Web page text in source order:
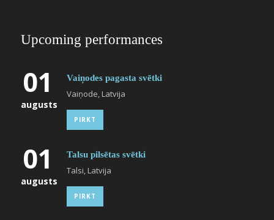
Upcoming performances
01
augusts
Vaiņodes pagasta svētki
Vaiņode, Latvija
PIRKT
01
augusts
Talsu pilsētas svētki
Talsi, Latvija
PIRKT